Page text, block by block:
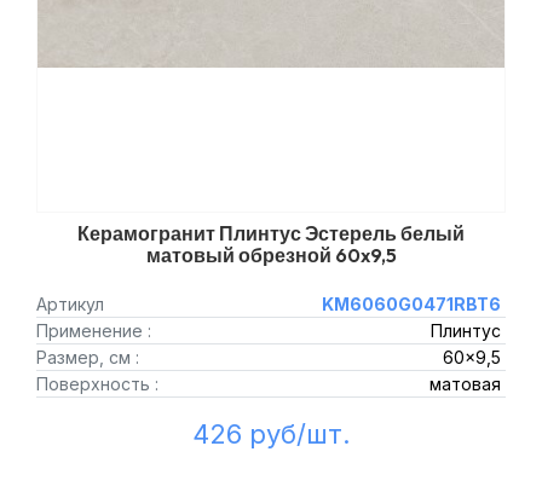
Керамогранит Плинтус Эстерель белый
матовый обрезной 60x9,5
Артикул
KM6060G0471RBT6
Применение :
Плинтус
Размер, см :
60x9,5
Поверхность :
матовая
426 руб/шт.